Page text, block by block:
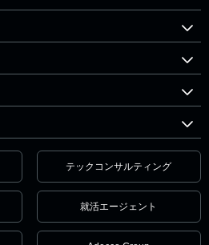
テックコンサルティング
就活エージェント